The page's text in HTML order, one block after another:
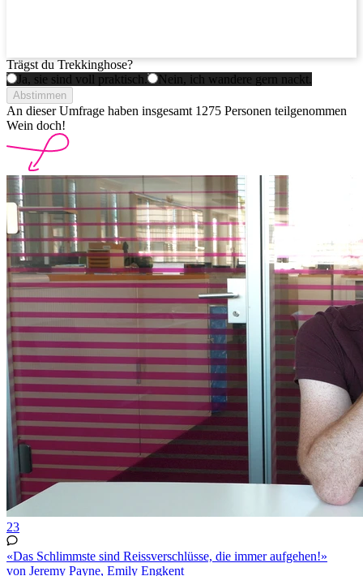
Trägst du Trekkinghose?
Ja, sie sind voll praktisch.
Nein, ich wandere gern nackt.
Abstimmen
An dieser Umfrage haben insgesamt 1275 Personen teilgenommen
Wein doch!
23
«Das Schlimmste sind Reissverschlüsse, die immer aufgehen!»
von Jeremy Payne, Emily Engkent